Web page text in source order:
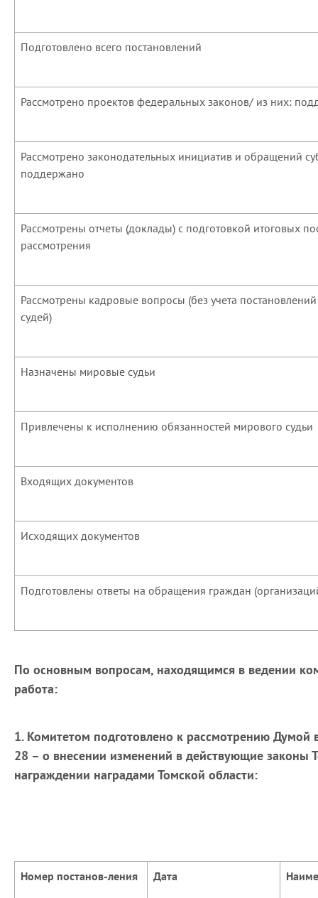
Подготовлено всего постановлений
Рассмотрено проектов федеральных законов/ из них:
Рассмотрено законодательных инициатив и обращений
поддержано
Рассмотрены отчеты (доклады) с подготовкой итоговых
рассмотрения
Рассмотрены кадровые вопросы (без учета
судей)
Назначены мировые судьи
Привлечены к исполнению обязанностей мирового судьи
Входящих документов
Исходящих документов
Подготовлены ответы на обращения граждан
По основным вопросам, находящимся в ведении
работа:
1. Комитетом подготовлено к рассмотрению Думой
28 – о внесении изменений в действующие законы
награждении наградами Томской области:
Номер постанов-ления Дата